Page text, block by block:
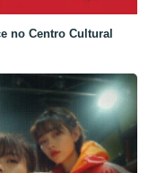
no Centro Cultural